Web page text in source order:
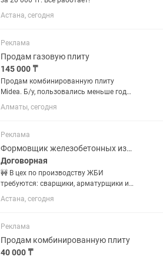
Астана, сегодня
Реклама
Продам газовую плиту
145 000 ₸
Продам комбинированную плиту
Midea. Б/у, пользовались меньше года.
Плита в хорошем состоянии. Духовка
электрическая, имеется два противня и
Алматы, сегодня
Реклама
Формовщик железобетонных изделий
Договорная
🚧 В цех по производству ЖБИ
требуются: сварщики, арматурщики и
бетонщики 📌 Мы занимаемся
изготовлением железобетонных
фундаментные блоки, плиты
перекрытий,...
Астана, сегодня
Реклама
Продам комбинированную плиту
40 000 ₸